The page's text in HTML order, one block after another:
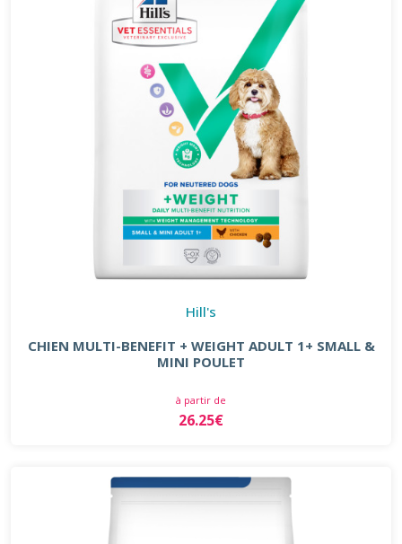
Hill's
CHIEN MULTI-BENEFIT + WEIGHT ADULT 1+ SMALL &
MINI POULET
à partir de
26.25€